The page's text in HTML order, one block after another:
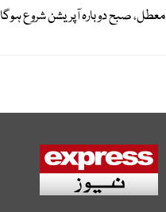
معطل، صبح دوبارہ آپریشن شروع ہوگا